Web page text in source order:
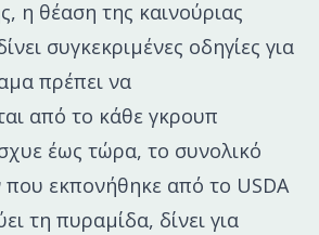
η θέαση της καινούριας
συγκεκριμένες οδηγίες για
πρέπει να
από το κάθε γκρουπ
έως τώρα, το συνολικό
εκπονήθηκε από το USDA
τη πυραμίδα, δίνει για